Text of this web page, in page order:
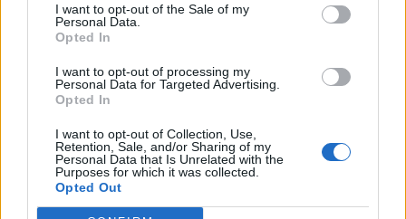
I want to opt-out of the Sale of my
Personal Data.
Opted In
I want to opt-out of processing my
Personal Data for Targeted Advertising.
Opted In
I want to opt-out of Collection, Use,
Retention, Sale, and/or Sharing of my
Personal Data that Is Unrelated with the
Purposes for which it was collected.
Opted Out